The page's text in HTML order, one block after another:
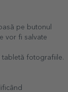
pe butonul
vor fi salvate
tabletă fotografiile.